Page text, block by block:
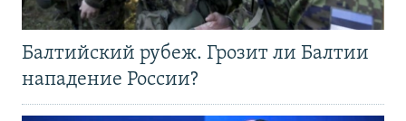
Балтийский рубеж. Грозит ли Балтии
нападение России?